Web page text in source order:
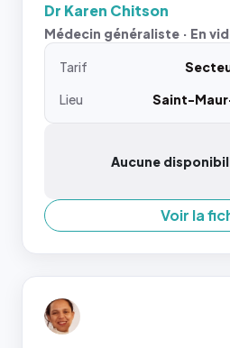
Dr Karen Chitson
Médecin généraliste · En
Tarif
Lieu
Saint-
Aucune
Voir la